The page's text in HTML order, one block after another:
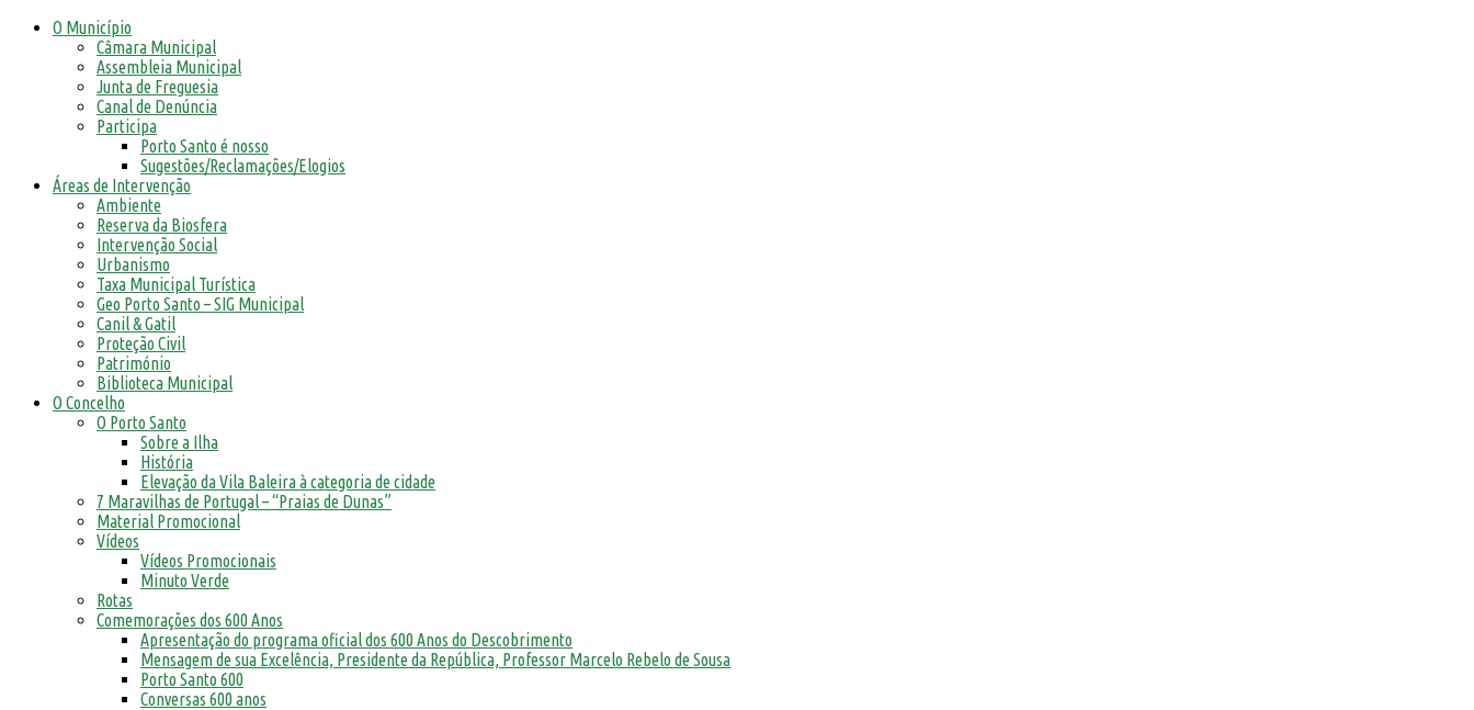
O Município
Câmara Municipal
Assembleia Municipal
Junta de Freguesia
Canal de Denúncia
Participa
Porto Santo é nosso
Sugestões/Reclamações/Elogios
Áreas de Intervenção
Ambiente
Reserva da Biosfera
Intervenção Social
Urbanismo
Taxa Municipal Turística
Geo Porto Santo – SIG Municipal
Canil & Gatil
Proteção Civil
Património
Biblioteca Municipal
O Concelho
O Porto Santo
Sobre a Ilha
História
Elevação da Vila Baleira à categoria de cidade
7 Maravilhas de Portugal – “Praias de Dunas”
Material Promocional
Vídeos
Vídeos Promocionais
Minuto Verde
Rotas
Comemorações dos 600 Anos
Apresentação do programa oficial dos 600 Anos do Descobrimento
Mensagem de sua Excelência, Presidente da República, Professor Marcelo Rebelo de Sousa
Porto Santo 600
Conversas 600 anos